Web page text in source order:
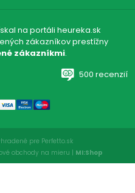
na portáli heureka.sk
zákazníkov prestížny
zákazníkmi.
500 recenzií
pre Perfetto.sk
obchody na mieru | MI:Shop